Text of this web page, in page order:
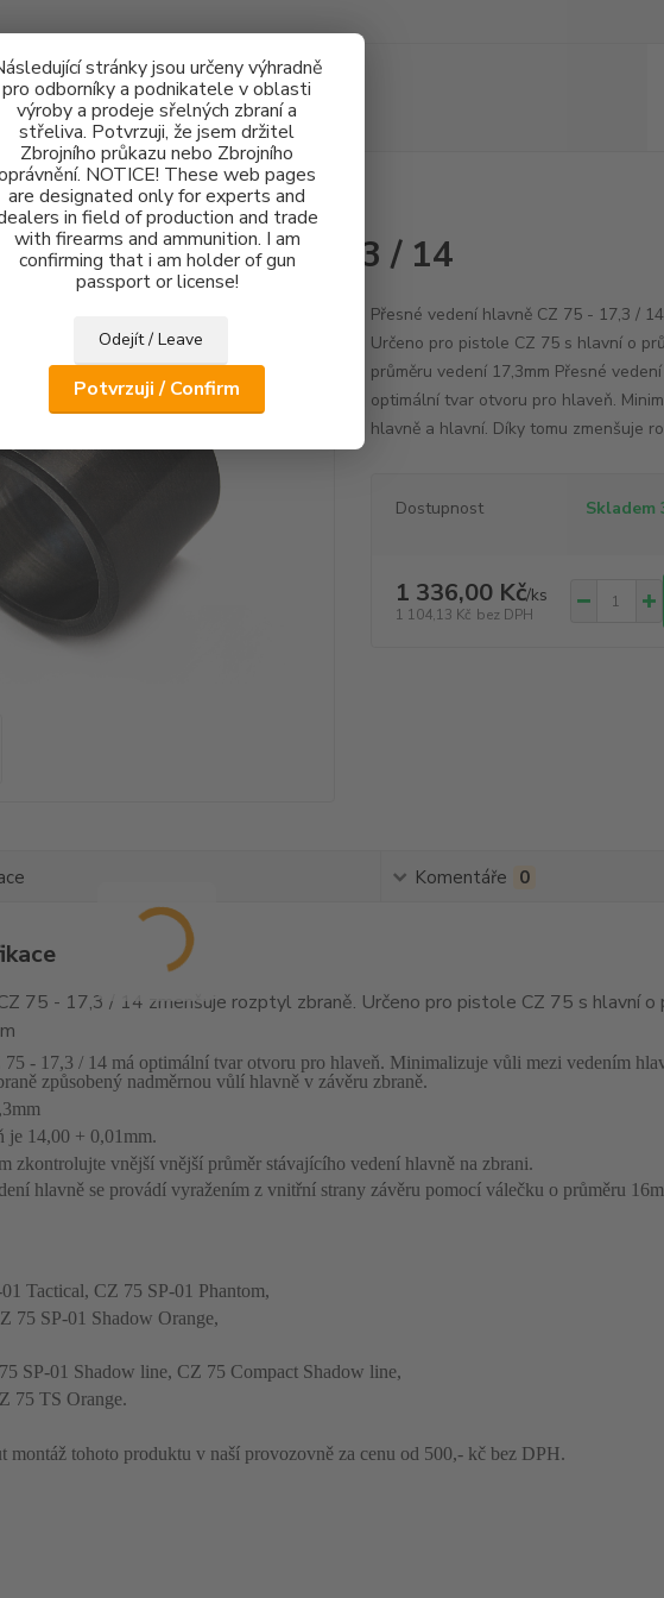
stránky jsou určeny výhradně
pro odborníky a podnikatele v oblasti
výroby a prodeje sřelných zbraní a
střeliva. Potvrzuji, že jsem držitel
Zbrojního průkazu nebo Zbrojního
NOTICE! These web pages
are designated only for experts and
in field of production and trade
with firearms and ammunition. I am
confirming that i am holder of gun
passport or license!
Odejít / Leave
Potvrzuji / Confirm
Hledat
Přesné vedení hlavně CZ 75 - 17,3 / 14
hlavně CZ 75 - 17,3 / 14
Přesné vedení hlavně CZ 75 - 17,3 /
Určeno pro pistole CZ 75 s hlavní o
průměru vedení 17,3mm Přesné
optimální tvar otvoru pro hlaveň.
hlavně a hlavní. Díky tomu zmenšuje
Dostupnost Skladem
1 336,00 Kč/ks
1 104,13 Kč bez DPH
Komentáře 0
75 - 17,3 / 14 zmenšuje rozptyl zbraně. Určeno pro pistole CZ 75 s hlavní o
75 - 17,3 / 14 má optimální tvar otvoru pro hlaveň. Minimalizuje vůli mezi vedením
způsobený nadměrnou vůlí hlavně v závěru zbraně.
je 14,00 + 0,01mm.
zkontrolujte vnější vnější průměr stávajícího vedení hlavně na zbrani.
hlavně se provádí vyražením z vnitřní strany závěru pomocí válečku o průměru
Tactical, CZ 75 SP-01 Phantom,
75 SP-01 Shadow Orange,
SP-01 Shadow line, CZ 75 Compact Shadow line,
75 TS Orange.
montáž tohoto produktu v naší provozovně za cenu od 500,- kč bez DPH.